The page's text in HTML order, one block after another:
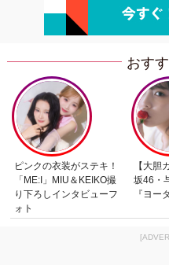
おす
ピンクの衣装がステキ！
「ME:I」MIU＆KEIKO撮
り下ろしインタビューフ
ォト
【大胆
坂46・
『ヨー